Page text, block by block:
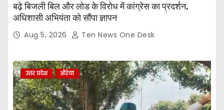
बढ़े बिजली बिल और लोड के विरोध में कांग्रेस का प्रदर्शन,
अधिशासी अभियंता को सौंपा ज्ञापन
Aug 5, 2026 Ten News One Desk
उत्तर प्रदेश औरेया